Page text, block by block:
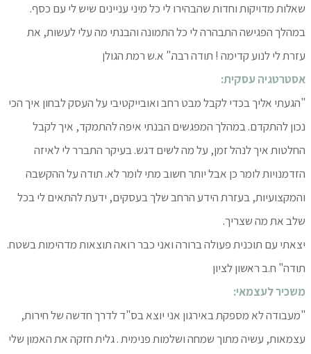
שאלות מדויקות וחדות שהבהירו לי כל מיני עניינים שיש לי עם כסף.
במהלך הפגישה התבהרה לי כל התמונה והבנתי מה עלי לעשות, את
עזרת לי לנוע קדימה ! תודה רבה." א.ש רמת הגולן
אסטרטגיה עסקית:
"הגעתי אליך בכדי לקבל מבט רחב ואובייקטיבי על העסק לבחון איך הכי
נכון להתקדם. במהלך המפגשים הבנתי איפה להתמקד, איך לקבל
החלטות איך לנהל זמן, על מה לשים דגש. בעיקר התברר לי לאיזה
הזדמנויות לומר כן אבל יותר חשוב מתי לומר לא. תודה על ההקשבה
והמקצועיות, בעזרת הידע הרחב שלך בעסקים, ידעת להתאים לי בכל
שלב את מה שצריך.
יצאתי עם תוכנית פעולה ברורה ואני כבר רואה תוצאות מדהימות בשטח.
תודה" ח.ב ראשון לציון
משכיר לעצמאי:
"מעבודה לא מספקת באירגון אני יוצא בס"ד לדרך חדשה של חירות,
עצמאות, עשיה מתוך שמחה ושלמות פנימית . גלית חזקה את האמון שלי